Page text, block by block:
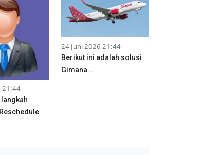
21:44
24 Juni 2026 21:44
Berikut ini adalah solusi
Gimana...